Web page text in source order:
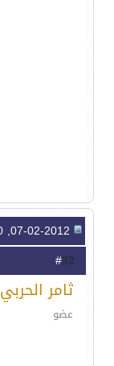
32
ثامر الحربي
عضو